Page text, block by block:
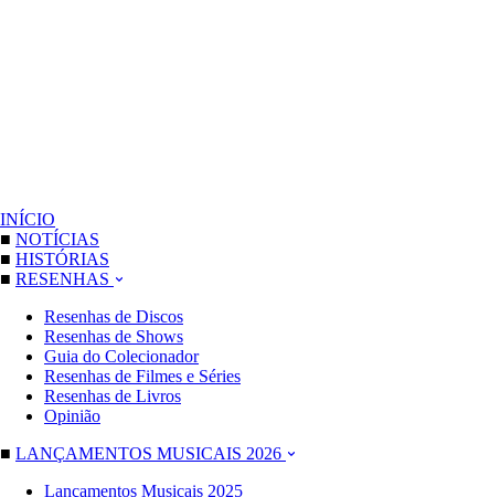
INÍCIO
■ NOTÍCIAS
■ HISTÓRIAS
■ RESENHAS
Resenhas de Discos
Resenhas de Shows
Guia do Colecionador
Resenhas de Filmes e Séries
Resenhas de Livros
Opinião
■ LANÇAMENTOS MUSICAIS 2026
Lançamentos Musicais 2025